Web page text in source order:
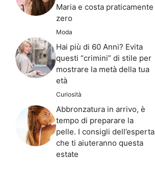
Maria e costa praticamente
zero
Moda
Hai più di 60 Anni? Evita
questi “crimini” di stile per
mostrare la metà della tua
età
Curiosità
Abbronzatura in arrivo, è
tempo di preparare la
pelle. I consigli dell’esperta
che ti aiuteranno questa
estate